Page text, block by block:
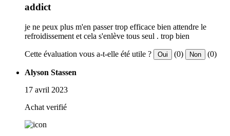
addict
je ne peux plus m'en passer trop efficace bien attendre le
refroidissement et cela s'enlève tous seul . trop bien
Cette évaluation vous a-t-elle été utile ? Oui (0) Non (0)
Alyson Stassen
17 avril 2023
Achat verifié